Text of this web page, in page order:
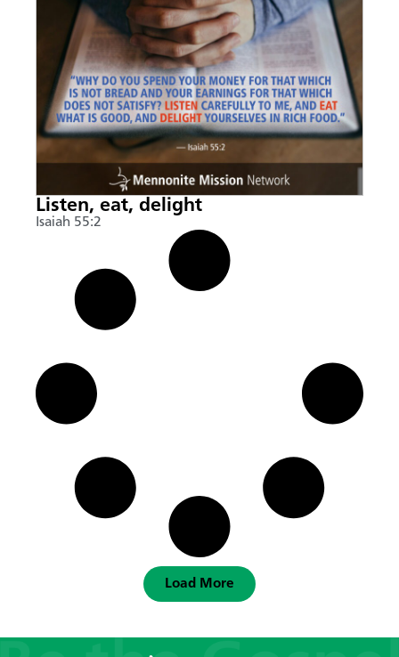
Listen, eat, delight
Isaiah 55:2
Load More